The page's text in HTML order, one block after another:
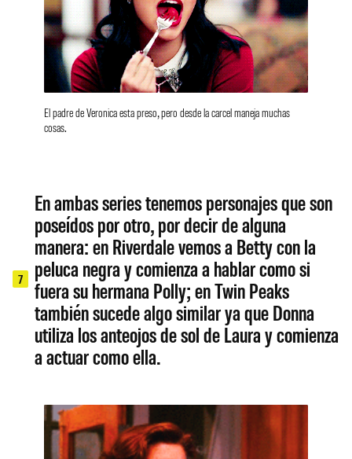
El padre de Veronica esta preso, pero desde la carcel maneja muchas
cosas.
7
En ambas series tenemos personajes que son
poseídos por otro, por decir de alguna
manera: en Riverdale vemos a Betty con la
peluca negra y comienza a hablar como si
fuera su hermana Polly; en Twin Peaks
también sucede algo similar ya que Donna
utiliza los anteojos de sol de Laura y comienza
a actuar como ella.